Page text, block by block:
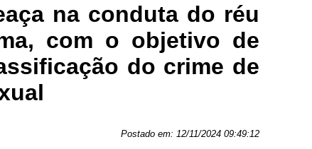
na conduta do réu
com o objetivo de
do crime de
Postado em: 12/11/2024 09:49:12